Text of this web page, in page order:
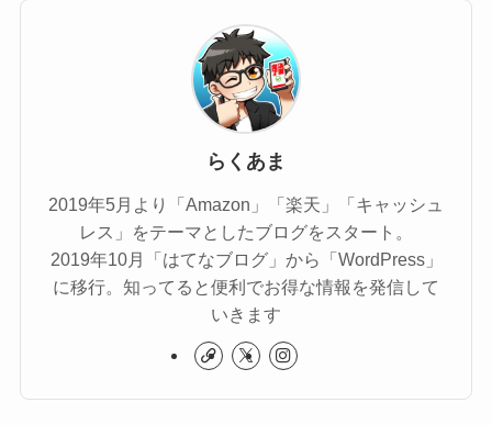
らくあま
2019年5月より「Amazon」「楽天」「キャッシュ
レス」をテーマとしたブログをスタート。
2019年10月「はてなブログ」から「WordPress」
に移行。知ってると便利でお得な情報を発信して
いきます